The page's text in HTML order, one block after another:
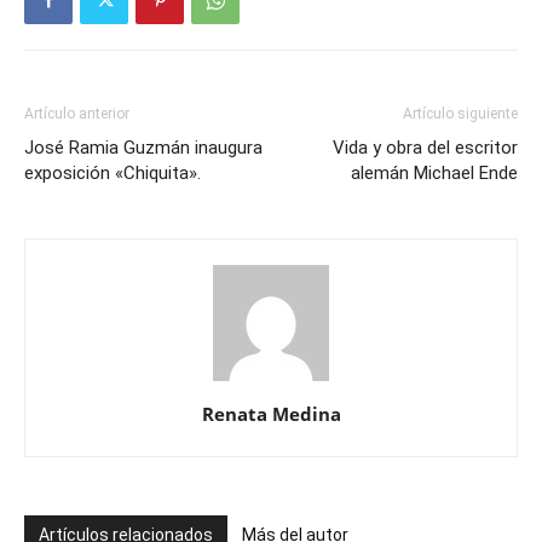
Artículo anterior
José Ramia Guzmán inaugura
exposición «Chiquita».
Artículo siguiente
Vida y obra del escritor
alemán Michael Ende
Renata Medina
Artículos relacionados Más del autor